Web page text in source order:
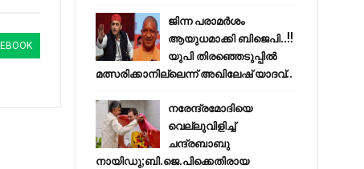
ജിന്ന പരാമര്‍ശം
ആയുധമാക്കി ബിജെപി..!!
യുപി തിരഞ്ഞെടുപ്പില്‍
മത്സരിക്കാനില്ലെന്ന് അഖിലേഷ് യാദവ്..
നരേന്ദ്രമോദിയെ
വെല്ലുവിളിച്ച്
ചന്ദ്രബാബു
നായിഡു;ബി.ജെ.പിക്കെതിരായ